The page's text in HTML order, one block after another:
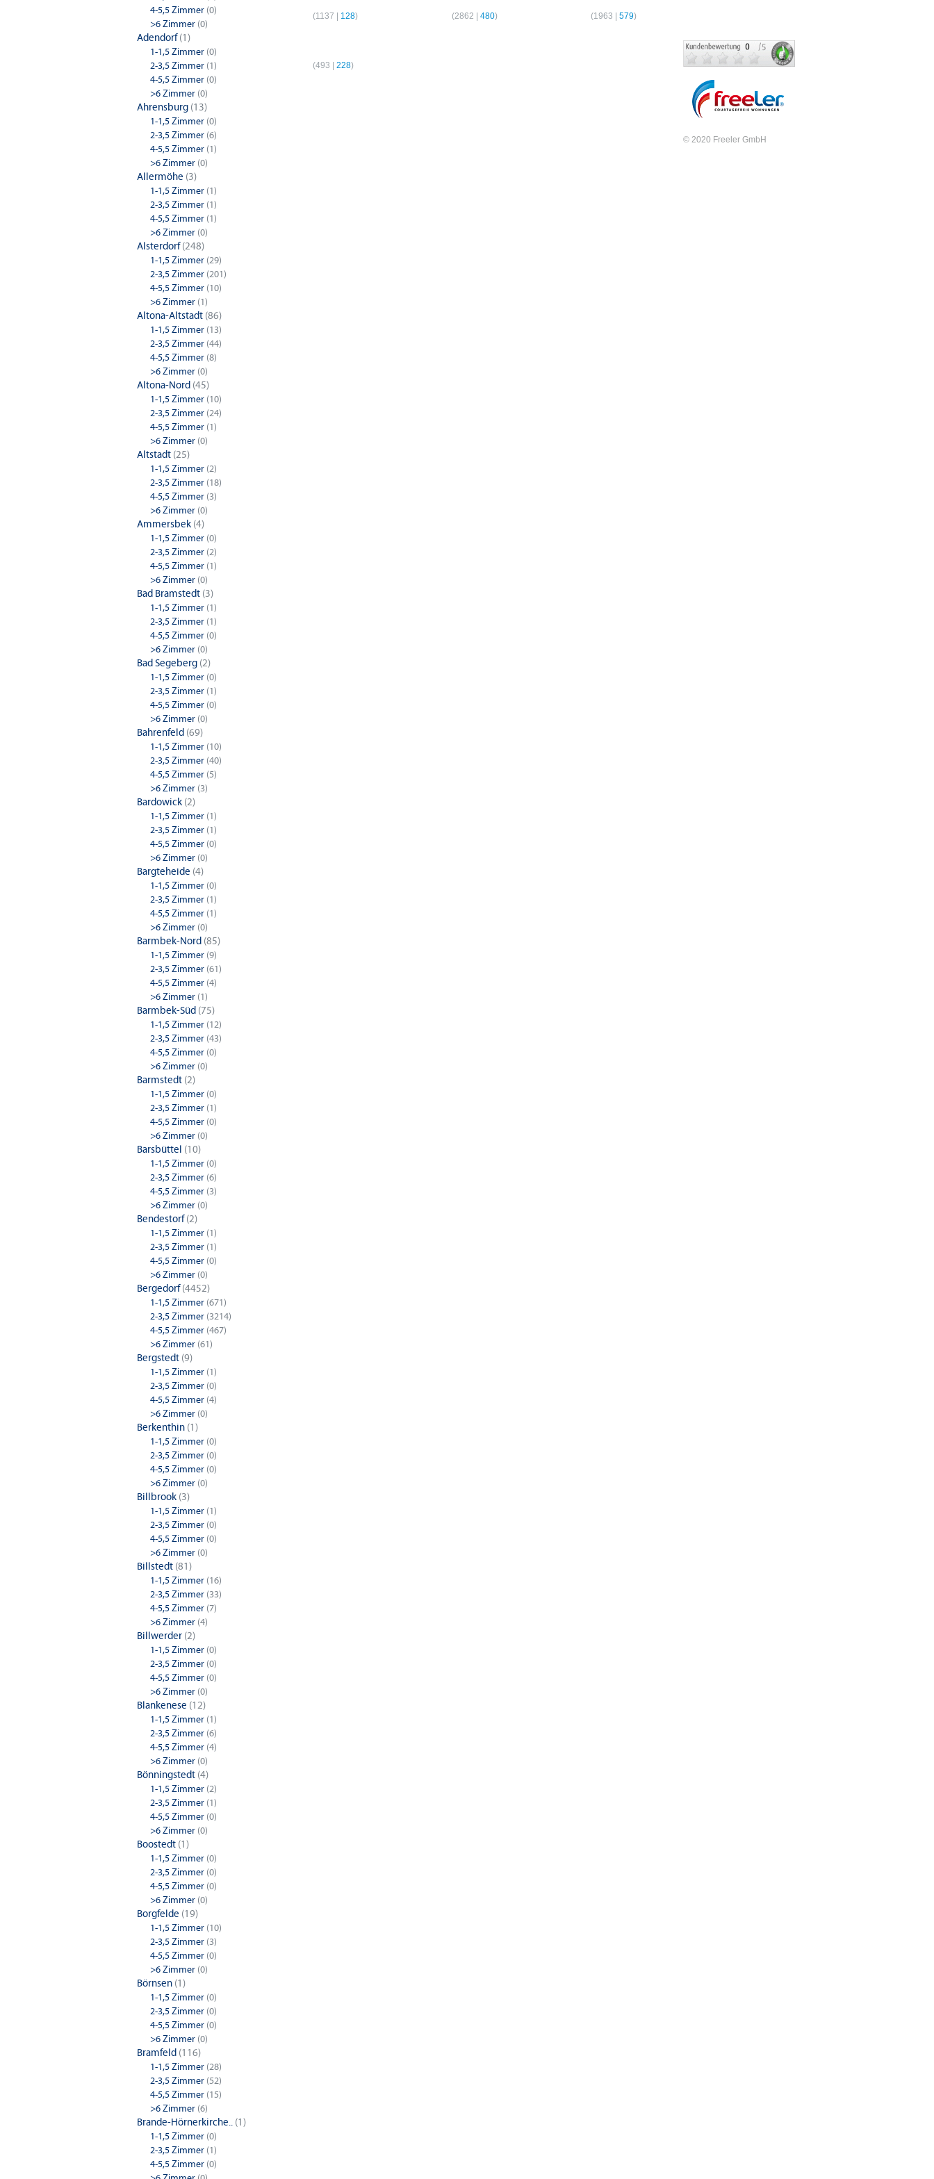
4-5,5 Zimmer (0)
>6 Zimmer (0)
Adendorf(1)
1-1,5 Zimmer (0)
2-3,5 Zimmer (1)
4-5,5 Zimmer (0)
>6 Zimmer (0)
Ahrensburg (13)
1-1,5 Zimmer (0)
2-3,5 Zimmer (6)
4-5,5 Zimmer (1)
>6 Zimmer (0)
Allermöhe (3)
1-1,5 Zimmer (1)
2-3,5 Zimmer (1)
4-5,5 Zimmer (1)
>6 Zimmer (0)
Alsterdorf(248)
1-1,5 Zimmer (29)
2-3,5 Zimmer (201)
4-5,5 Zimmer (10)
>6 Zimmer (1)
Altona-Altstadt (86)
1-1,5 Zimmer (13)
2-3,5 Zimmer (44)
4-5,5 Zimmer (8)
>6 Zimmer (0)
Altona-Nord (45)
1-1,5 Zimmer (10)
2-3,5 Zimmer (24)
4-5,5 Zimmer (1)
>6 Zimmer (0)
Altstadt (25)
1-1,5 Zimmer (2)
2-3,5 Zimmer (18)
4-5,5 Zimmer (3)
>6 Zimmer (0)
Ammersbek (4)
1-1,5 Zimmer (0)
2-3,5 Zimmer (2)
4-5,5 Zimmer (1)
>6 Zimmer (0)
Bad Bramstedt (3)
1-1,5 Zimmer (1)
2-3,5 Zimmer (1)
4-5,5 Zimmer (0)
>6 Zimmer (0)
Bad Segeberg (2)
1-1,5 Zimmer (0)
2-3,5 Zimmer (1)
4-5,5 Zimmer (0)
>6 Zimmer (0)
Bahrenfeld (69)
1-1,5 Zimmer (10)
2-3,5 Zimmer (40)
4-5,5 Zimmer (5)
>6 Zimmer (3)
Bardowick (2)
1-1,5 Zimmer (1)
2-3,5 Zimmer (1)
4-5,5 Zimmer (0)
>6 Zimmer (0)
Bargteheide (4)
1-1,5 Zimmer (0)
2-3,5 Zimmer (1)
4-5,5 Zimmer (1)
>6 Zimmer (0)
Barmbek-Nord (85)
1-1,5 Zimmer (9)
2-3,5 Zimmer (61)
4-5,5 Zimmer (4)
>6 Zimmer (1)
Barmbek-Süd (75)
1-1,5 Zimmer (12)
2-3,5 Zimmer (43)
4-5,5 Zimmer (0)
>6 Zimmer (0)
Barmstedt (2)
1-1,5 Zimmer (0)
2-3,5 Zimmer (1)
4-5,5 Zimmer (0)
>6 Zimmer (0)
Barsbüttel (10)
1-1,5 Zimmer (0)
2-3,5 Zimmer (6)
4-5,5 Zimmer (3)
>6 Zimmer (0)
Bendestorf(2)
1-1,5 Zimmer (1)
2-3,5 Zimmer (1)
4-5,5 Zimmer (0)
>6 Zimmer (0)
Bergedorf(4452)
1-1,5 Zimmer (671)
2-3,5 Zimmer (3214)
4-5,5 Zimmer (467)
>6 Zimmer (61)
Bergstedt (9)
1-1,5 Zimmer (1)
2-3,5 Zimmer (0)
4-5,5 Zimmer (4)
>6 Zimmer (0)
Berkenthin (1)
1-1,5 Zimmer (0)
2-3,5 Zimmer (0)
4-5,5 Zimmer (0)
>6 Zimmer (0)
Billbrook (3)
1-1,5 Zimmer (1)
2-3,5 Zimmer (0)
4-5,5 Zimmer (0)
>6 Zimmer (0)
Billstedt (81)
1-1,5 Zimmer (16)
2-3,5 Zimmer (33)
4-5,5 Zimmer (7)
>6 Zimmer (4)
Billwerder (2)
1-1,5 Zimmer (0)
2-3,5 Zimmer (0)
4-5,5 Zimmer (0)
>6 Zimmer (0)
Blankenese (12)
1-1,5 Zimmer (1)
2-3,5 Zimmer (6)
4-5,5 Zimmer (4)
>6 Zimmer (0)
Bönningstedt (4)
1-1,5 Zimmer (2)
2-3,5 Zimmer (1)
4-5,5 Zimmer (0)
>6 Zimmer (0)
Boostedt (1)
1-1,5 Zimmer (0)
2-3,5 Zimmer (0)
4-5,5 Zimmer (0)
>6 Zimmer (0)
Borgfelde (19)
1-1,5 Zimmer (10)
2-3,5 Zimmer (3)
4-5,5 Zimmer (0)
>6 Zimmer (0)
Börnsen (1)
1-1,5 Zimmer (0)
2-3,5 Zimmer (0)
4-5,5 Zimmer (0)
>6 Zimmer (0)
Bramfeld (116)
1-1,5 Zimmer (28)
2-3,5 Zimmer (52)
4-5,5 Zimmer (15)
>6 Zimmer (6)
Brande-Hörnerkirche.. (1)
1-1,5 Zimmer (0)
2-3,5 Zimmer (1)
4-5,5 Zimmer (0)
(1137 128) (2862 480) (1963 579)
(493 228)
© 2020 Freeler GmbH